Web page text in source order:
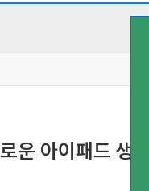
운 아이패드 생활